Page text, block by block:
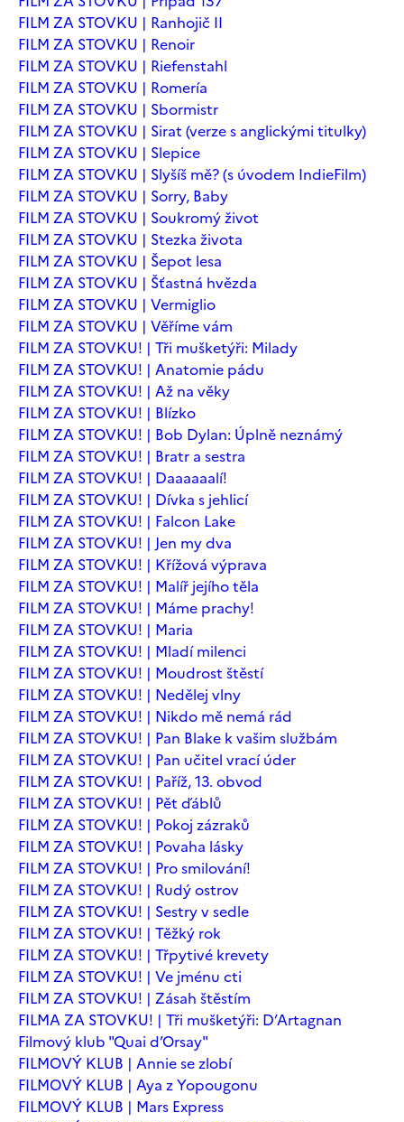
FILM ZA STOVKU | Ranhojič II
FILM ZA STOVKU | Renoir
FILM ZA STOVKU | Riefenstahl
FILM ZA STOVKU | Romería
FILM ZA STOVKU | Sbormistr
FILM ZA STOVKU | Sirat (verze s anglickými titulky)
FILM ZA STOVKU | Slepice
FILM ZA STOVKU | Slyšíš mě? (s úvodem IndieFilm)
FILM ZA STOVKU | Sorry, Baby
FILM ZA STOVKU | Soukromý život
FILM ZA STOVKU | Stezka života
FILM ZA STOVKU | Šepot lesa
FILM ZA STOVKU | Šťastná hvězda
FILM ZA STOVKU | Vermiglio
FILM ZA STOVKU | Věříme vám
FILM ZA STOVKU! | Tři mušketýři: Milady
FILM ZA STOVKU! | Anatomie pádu
FILM ZA STOVKU! | Až na věky
FILM ZA STOVKU! | Blízko
FILM ZA STOVKU! | Bob Dylan: Úplně neznámý
FILM ZA STOVKU! | Bratr a sestra
FILM ZA STOVKU! | Daaaaaalí!
FILM ZA STOVKU! | Dívka s jehlicí
FILM ZA STOVKU! | Falcon Lake
FILM ZA STOVKU! | Jen my dva
FILM ZA STOVKU! | Křížová výprava
FILM ZA STOVKU! | Malíř jejího těla
FILM ZA STOVKU! | Máme prachy!
FILM ZA STOVKU! | Maria
FILM ZA STOVKU! | Mladí milenci
FILM ZA STOVKU! | Moudrost štěstí
FILM ZA STOVKU! | Nedělej vlny
FILM ZA STOVKU! | Nikdo mě nemá rád
FILM ZA STOVKU! | Pan Blake k vašim službám
FILM ZA STOVKU! | Pan učitel vrací úder
FILM ZA STOVKU! | Paříž, 13. obvod
FILM ZA STOVKU! | Pět ďáblů
FILM ZA STOVKU! | Pokoj zázraků
FILM ZA STOVKU! | Povaha lásky
FILM ZA STOVKU! | Pro smilování!
FILM ZA STOVKU! | Rudý ostrov
FILM ZA STOVKU! | Sestry v sedle
FILM ZA STOVKU! | Těžký rok
FILM ZA STOVKU! | Třpytivé krevety
FILM ZA STOVKU! | Ve jménu cti
FILM ZA STOVKU! | Zásah štěstím
FILMA ZA STOVKU! | Tři mušketýři: D’Artagnan
Filmový klub "Quai d’Orsay"
FILMOVÝ KLUB | Annie se zlobí
FILMOVÝ KLUB | Aya z Yopougonu
FILMOVÝ KLUB | Mars Express